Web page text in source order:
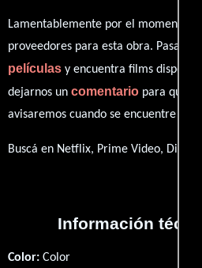
Lamentablemente por el momento
proveedores para esta obra. Pasa por
películas y encuentra films
dejarnos un comentario para que
avisaremos cuando se encuentre
Buscá en Netflix, Prime Video, Disney+
Información
Color: Color